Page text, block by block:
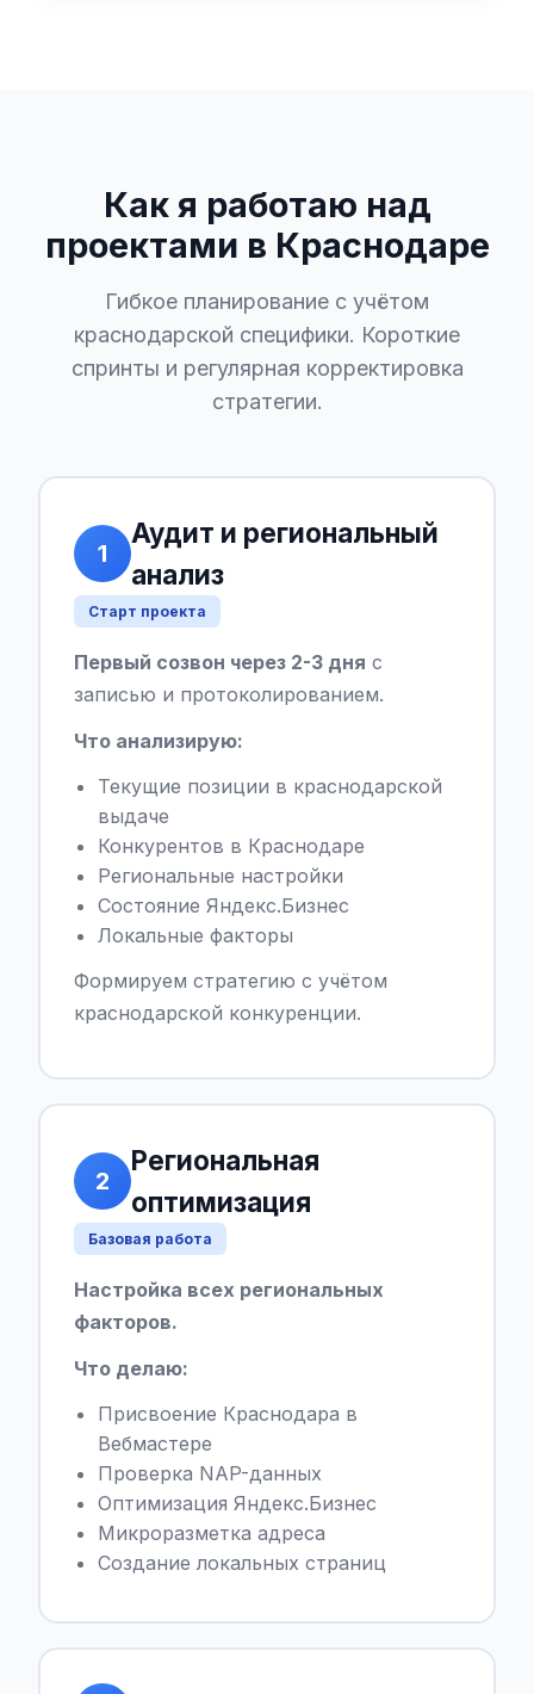
Как я работаю над
проектами в Краснодаре
Гибкое планирование с учётом
краснодарской специфики. Короткие
спринты и регулярная корректировка
стратегии.
1
Аудит и региональный
анализ
Старт проекта
Первый созвон через 2-3 дня с
записью и протоколированием.
Что анализирую:
Текущие позиции в краснодарской
выдаче
Конкурентов в Краснодаре
Региональные настройки
Состояние Яндекс.Бизнес
Локальные факторы
Формируем стратегию с учётом
краснодарской конкуренции.
2
Региональная
оптимизация
Базовая работа
Настройка всех региональных
факторов.
Что делаю:
Присвоение Краснодара в
Вебмастере
Проверка NAP-данных
Оптимизация Яндекс.Бизнес
Микроразметка адреса
Создание локальных страниц